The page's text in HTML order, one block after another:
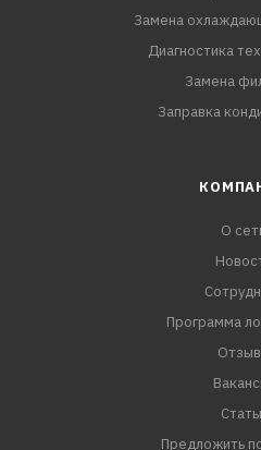
Замена
Диагностика
Замена
Заправка
О
Программа
Предложить